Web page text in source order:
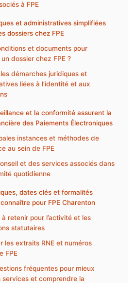
à FPE
et administratives simplifiées
dossiers chez FPE
et documents pour
dossier chez FPE ?
démarches juridiques et
liées à l’identité et aux
et la conformité assurent la
des Paiements Électroniques
instances et méthodes de
au sein de FPE
et des services associés dans
quotidienne
dates clés et formalités
pour FPE Charenton
retenir pour l’activité et les
statutaires
les extraits RNE et numéros
FPE
fréquentes pour mieux
services et comprendre la